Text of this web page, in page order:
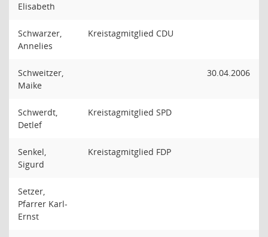
Elisabeth
Schwarzer,
Annelies
Kreistagmitglied CDU
Schweitzer,
Maike
30.04.2006
Schwerdt,
Detlef
Kreistagmitglied SPD
Senkel,
Sigurd
Kreistagmitglied FDP
Setzer,
Pfarrer Karl-
Ernst